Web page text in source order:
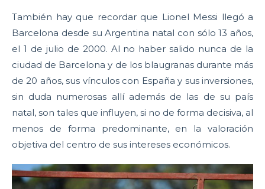
También hay que recordar que Lionel Messi llegó a
Barcelona desde su Argentina natal con sólo 13 años,
el 1 de julio de 2000. Al no haber salido nunca de la
ciudad de Barcelona y de los blaugranas durante más
de 20 años, sus vínculos con España y sus inversiones,
sin duda numerosas allí además de las de su país
natal, son tales que influyen, si no de forma decisiva, al
menos de forma predominante, en la valoración
objetiva del centro de sus intereses económicos.